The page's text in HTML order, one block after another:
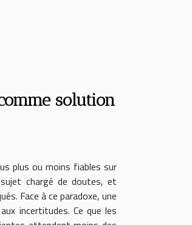
solution
plus ou moins fiables sur
chargé de doutes, et
Face à ce paradoxe, une
incertitudes. Ce que les